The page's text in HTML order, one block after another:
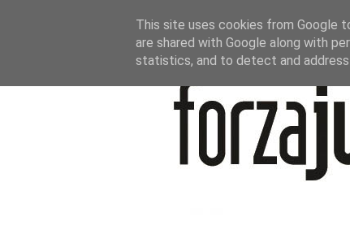
This site uses cookies from Google
are shared with Google along with
statistics, and to detect and address